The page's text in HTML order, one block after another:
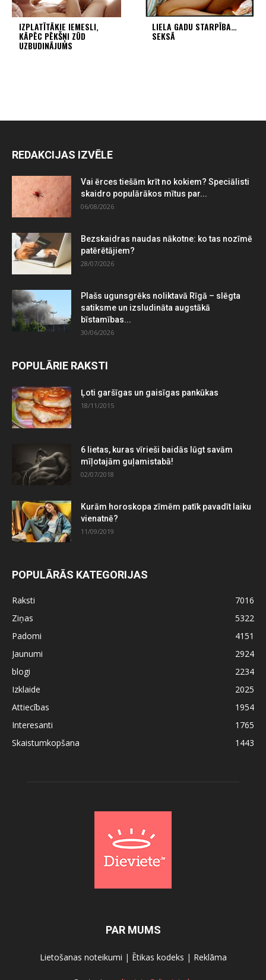
IZPLATĪTĀKIE IEMESLI,
KĀPĒC PĒKŠŅI ZŪD
UZBUDINĀJUMS
LIELA GADU STARPĪBA…
SEKSĀ
REDAKCIJAS IZVĒLE
Vai ērces tiešām krīt no kokiem? Speciālisti
skaidro populārākos mītus par...
06/08/2026
Bezskaidras naudas nākotne: ko tas nozīmē
patērētājiem?
28/07/2026
Plašs ugunsgrēks noliktavā Rīgā – slēgta
satiksme un izsludināta augstākā
bīstamības...
30/06/2026
POPULĀRIE RAKSTI
Ļoti garšīgas un gaisīgas pankūkas
18/11/2015
6 lietas, kuras vīrieši baidās lūgt savām
mīļotajām guļamistabā!
02/07/2018
Kurām horoskopa zīmēm patīk pavadīt laiku
vienatnē?
11/09/2019
POPULĀRĀS KATEGORIJAS
Raksti
7016
Ziņas
5322
Padomi
4151
Jaunumi
2924
blogi
2234
Izklaide
2025
Attiecības
1954
Interesanti
1765
Skaistumkopšana
1443
PAR MUMS
Lietošanas noteikumi | Ētikas kodeks | Reklāma